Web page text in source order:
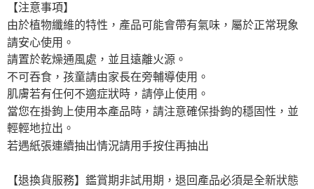
【注意事項】
由於植物纖維的特性，產品可能會帶有氣味，屬於正常現象
請安心使用。
請置於乾燥通風處，並且遠離火源。
不可吞食，孩童請由家長在旁輔導使用。
肌膚若有任何不適症狀時，請停止使用。
當您在掛鉤上使用本產品時，請注意確保掛鉤的穩固性，並
輕輕地拉出。
若遇紙張連續抽出情況請用手按住再抽出
【退換貨服務】鑑賞期非試用期，退回產品必須是全新狀態